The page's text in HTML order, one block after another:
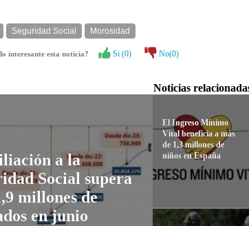
Seguridad Social Morosidad
interesante esta noticia? Si (0) No(0)
Noticias
a la
Social supera
millones de
en junio
El Ingreso Mínimo
Vital beneficia a más
de 1,3 millones de
niños en España